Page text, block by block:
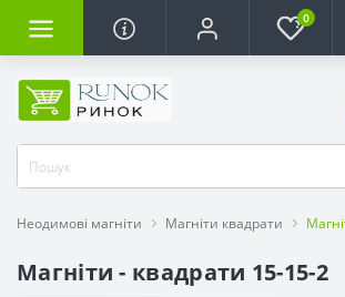
0
Неодимові магніти Магніти квадрати
Магніти - квадрати 15-15-2